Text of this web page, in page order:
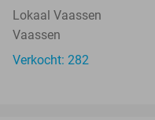
Lokaal Vaassen
Vaassen
Verkocht: 282